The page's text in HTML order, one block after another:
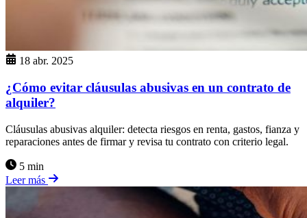
18 abr. 2025
¿Cómo evitar cláusulas abusivas en un contrato de
alquiler?
Cláusulas abusivas alquiler: detecta riesgos en renta, gastos, fianza y
reparaciones antes de firmar y revisa tu contrato con criterio legal.
5 min
Leer más